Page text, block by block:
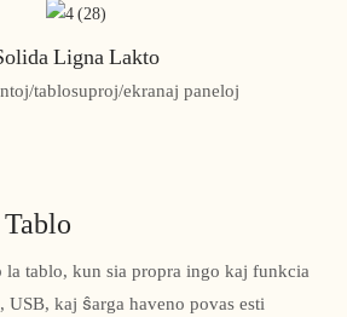
Ligna Lakto
tablosuproj/ekranaj paneloj
la tablo, kun sia propra ingo kaj funkcia
USB, kaj ŝarga haveno povas esti